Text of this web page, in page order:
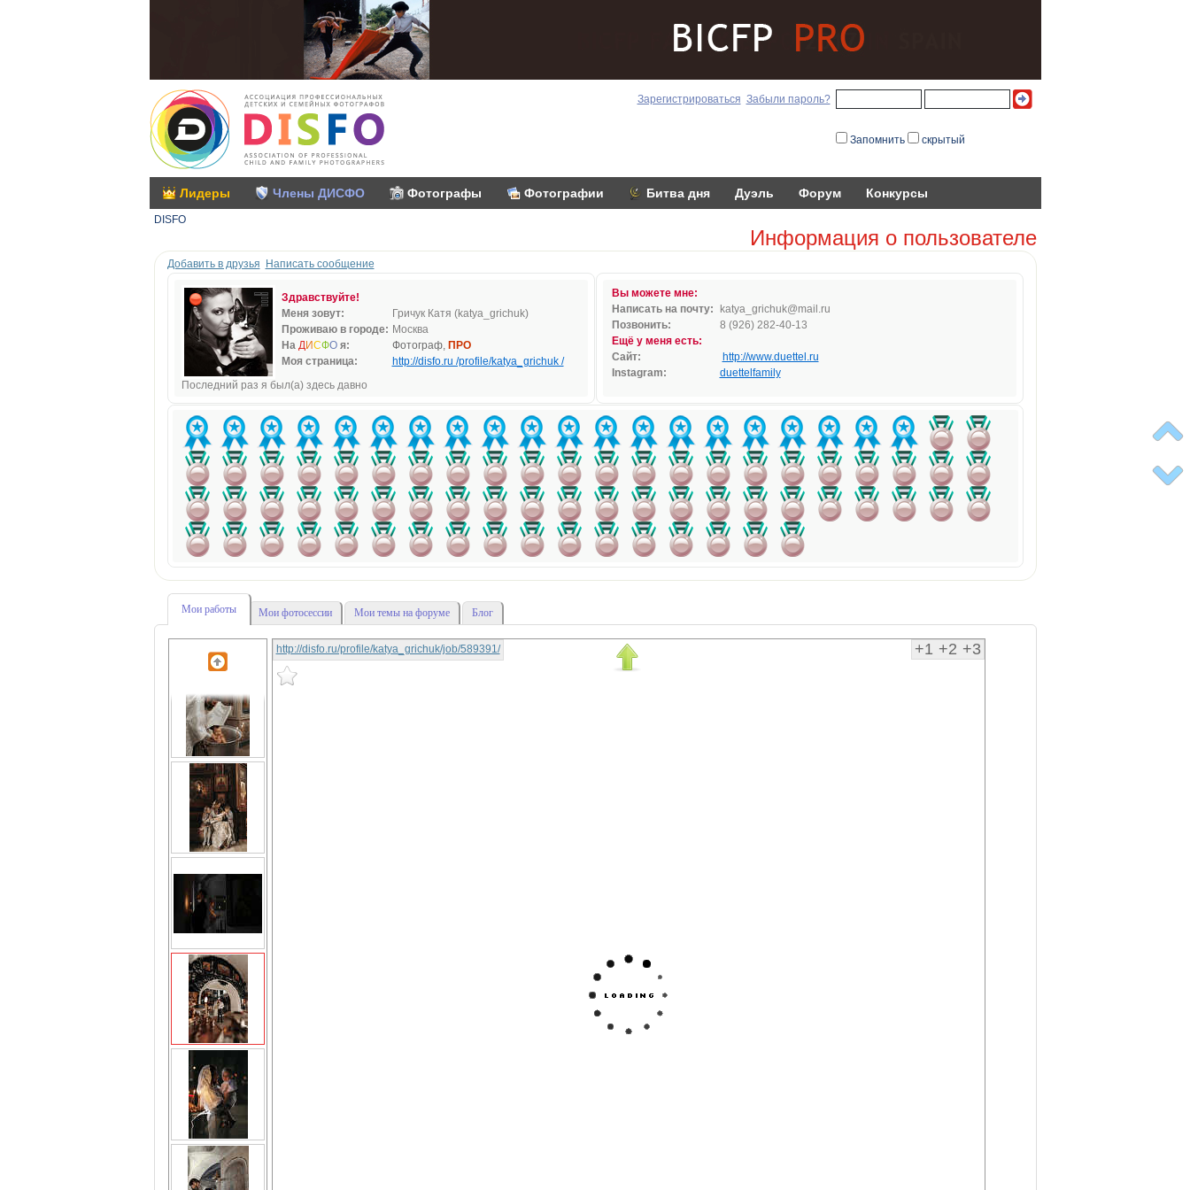
Зарегистрироваться Забыли пароль?
Запомнить скрытый
Лидеры Члены ДИСФО Фотографы Фотографии Битва дня Дуэль Форум Конкурсы
DISFO
Информация о пользователе
Добавить в друзья Написать сообщение
Здравствуйте!
Меня зовут:
Гричук Катя (katya_grichuk)
Проживаю в городе: Москва
На ДИСФОя: Фотограф, ПРО
Моя страница:
http://disfo.ru /profile/katya_grichuk /
Последний раз я был(а) здесь давно
Вы можете мне:
Написать на почту:
katya_grichuk@mail.ru
Позвонить:
8 (926) 282-40-13
Ещё у меня есть:
Сайт:
http://www.duettel.ru
Instagram:
duettelfamily
Мои работы Мои фотосессии Мои темы на форуме Блог
+1 +2 +3
http://disfo.ru/profile/katya_grichuk/job/589391/